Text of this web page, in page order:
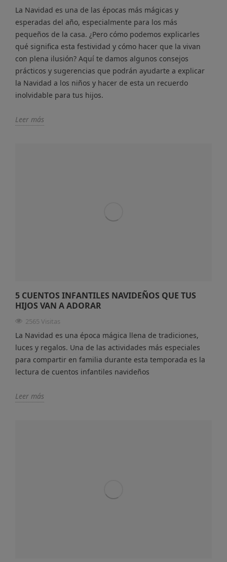
La Navidad es una de las épocas más mágicas y
esperadas del año, especialmente para los más
pequeños de la casa. ¿Pero cómo podemos explicarles
qué significa esta festividad y cómo hacer que la vivan
con plena ilusión? Aquí te damos algunos consejos
prácticos y sugerencias que podrán ayudarte a explicar
la Navidad a los niños y hacer de esta un recuerdo
inolvidable para tus hijos.
Leer más
5 CUENTOS INFANTILES NAVIDEÑOS QUE TUS
HIJOS VAN A ADORAR
2565 Visitas
La Navidad es una época mágica llena de tradiciones,
luces y regalos. Una de las actividades más especiales
para compartir en familia durante esta temporada es la
lectura de cuentos infantiles navideños
Leer más